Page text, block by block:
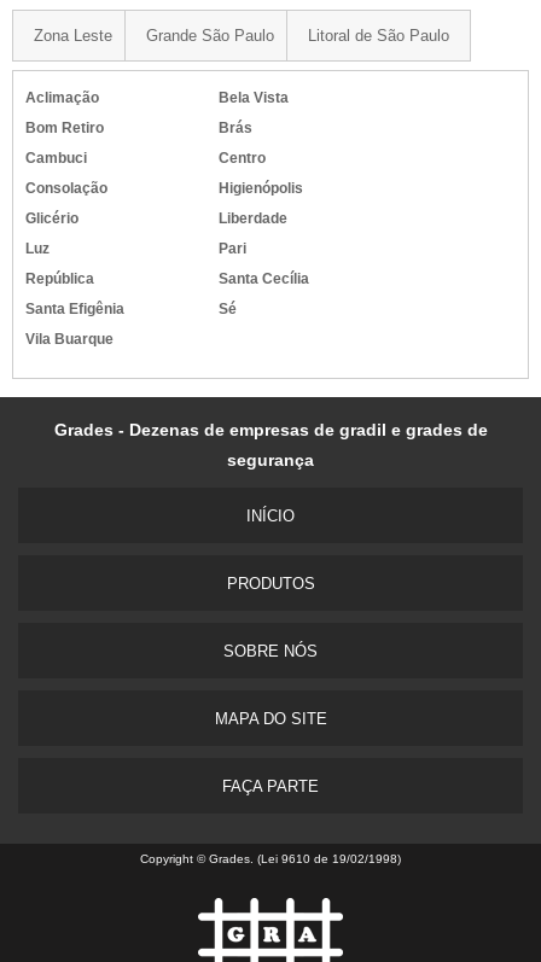
Zona Leste Grande São Paulo Litoral de São Paulo
Aclimação
Bela Vista
Bom Retiro
Brás
Cambuci
Centro
Consolação
Higienópolis
Glicério
Liberdade
Luz
Pari
República
Santa Cecília
Santa Efigênia
Sé
Vila Buarque
Grades - Dezenas de empresas de gradil e grades de
segurança
INÍ­CIO
PRODUTOS
SOBRE NÓS
MAPA DO SITE
FAÇA PARTE
Copyright © Grades. (Lei 9610 de 19/02/1998)